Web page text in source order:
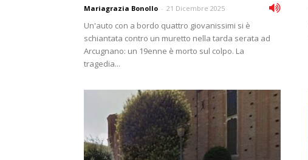
Mariagrazia Bonollo - 21 Dicembre 2025
Un'auto con a bordo quattro giovanissimi si è
schiantata contro un muretto nella tarda serata ad
Arcugnano: un 19enne è morto sul colpo. La
tragedia...